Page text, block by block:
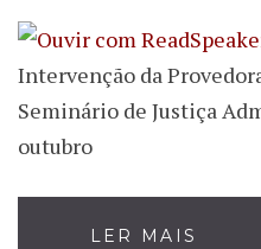
Intervenção da
Seminário de Justiça
outubro
LER MAIS